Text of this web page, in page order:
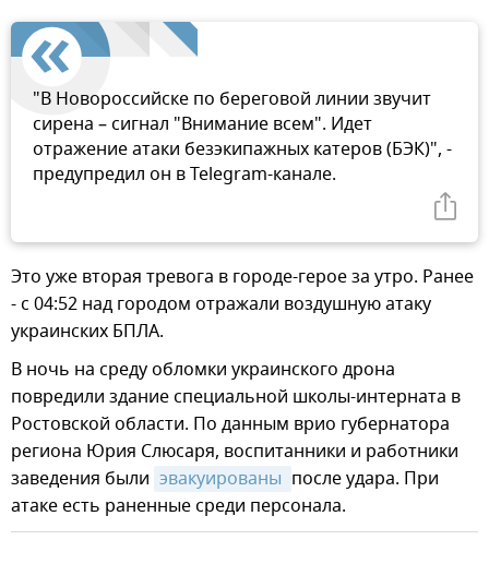
"В Новороссийске по береговой линии звучит
сирена – сигнал "Внимание всем". Идет
отражение атаки безэкипажных катеров (БЭК)", -
предупредил он в Telegram-канале.
Это уже вторая тревога в городе-герое за утро. Ранее
- с 04:52 над городом отражали воздушную атаку
украинских БПЛА.
В ночь на среду обломки украинского дрона
повредили здание специальной школы-интерната в
Ростовской области. По данным врио губернатора
региона Юрия Слюсаря, воспитанники и работники
заведения были эвакуированы после удара. При
атаке есть раненные среди персонала.